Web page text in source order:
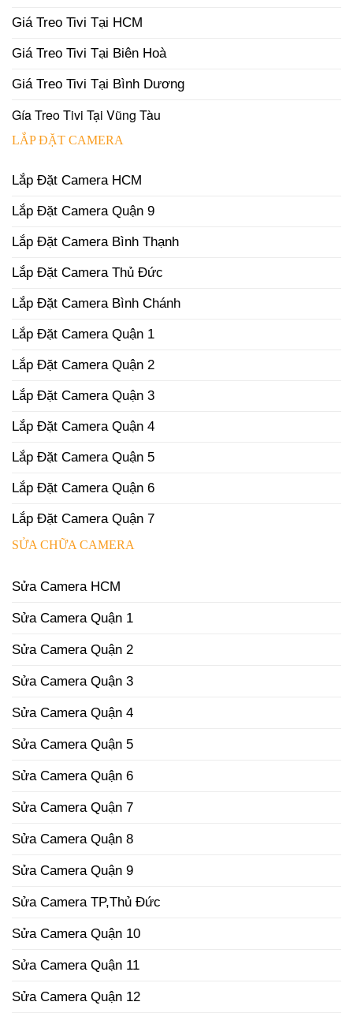
Giá Treo Tivi Tại HCM
Giá Treo Tivi Tại Biên Hoà
Giá Treo Tivi Tại Bình Dương
Gía Treo Tivi Tại Vũng Tàu
LẮP ĐẶT CAMERA
Lắp Đặt Camera HCM
Lắp Đặt Camera Quận 9
Lắp Đặt Camera Bình Thạnh
Lắp Đặt Camera Thủ Đức
Lắp Đặt Camera Bình Chánh
Lắp Đặt Camera Quận 1
Lắp Đặt Camera Quận 2
Lắp Đặt Camera Quận 3
Lắp Đặt Camera Quận 4
Lắp Đặt Camera Quận 5
Lắp Đặt Camera Quận 6
Lắp Đặt Camera Quận 7
SỬA CHỮA CAMERA
Sửa Camera HCM
Sửa Camera Quận 1
Sửa Camera Quận 2
Sửa Camera Quận 3
Sửa Camera Quận 4
Sửa Camera Quận 5
Sửa Camera Quận 6
Sửa Camera Quận 7
Sửa Camera Quận 8
Sửa Camera Quận 9
Sửa Camera TP,Thủ Đức
Sửa Camera Quận 10
Sửa Camera Quận 11
Sửa Camera Quận 12